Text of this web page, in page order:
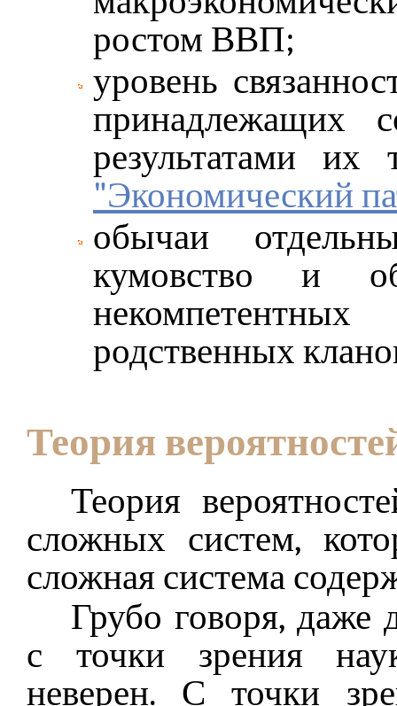
ростом ВВП;
уровень
принадлежащих
результатами их
"Экономический
обычаи
кумовство и
родственных
Теория
Теория
сложных систем,
сложная система
Грубо говоря, даже
с точки зрения
неверен. С точки